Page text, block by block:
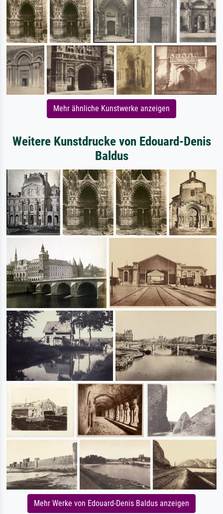
Mehr ähnliche Kunstwerke anzeigen
Weitere Kunstdrucke von Edouard-Denis
Baldus
Mehr Werke von Edouard-Denis Baldus anzeigen